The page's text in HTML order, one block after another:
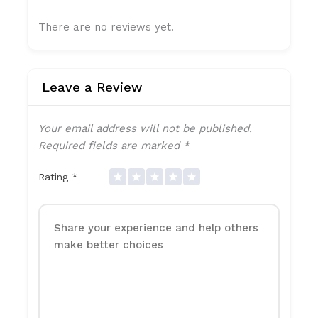
There are no reviews yet.
Leave a Review
Your email address will not be published.
Required fields are marked *
Rating *